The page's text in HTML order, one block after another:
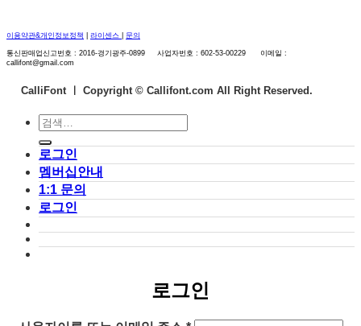
이용약관&개인정보정책 라이센스 문의
통신판매업신고번호 : 2016-경기광주-0899 사업자번호 : 602-53-00229 이메일 :
callifont@gmail.com
CalliFont ㅣ Copyright © Callifont.com All Right Reserved.
검
색:
로그인
멤버십안내
1:1 문의
로그인
로그인